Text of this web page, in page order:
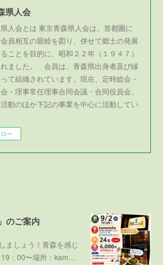
県人会
人会とは 東京青森県人会は、首都圏に
員相互の親睦を図り、併せて郷土の発展
ことを目的に、昭和２２年（１９４７）
ました。 会員は、青森県出身者及び縁
て組織されています。現在、定時総会・
・理事常任理事合同会議・合同役員会、
動のほか下記の事業を中心に活動してい
ー
のご案内
ましょう！青森を感じ
：00〜場所：kam…